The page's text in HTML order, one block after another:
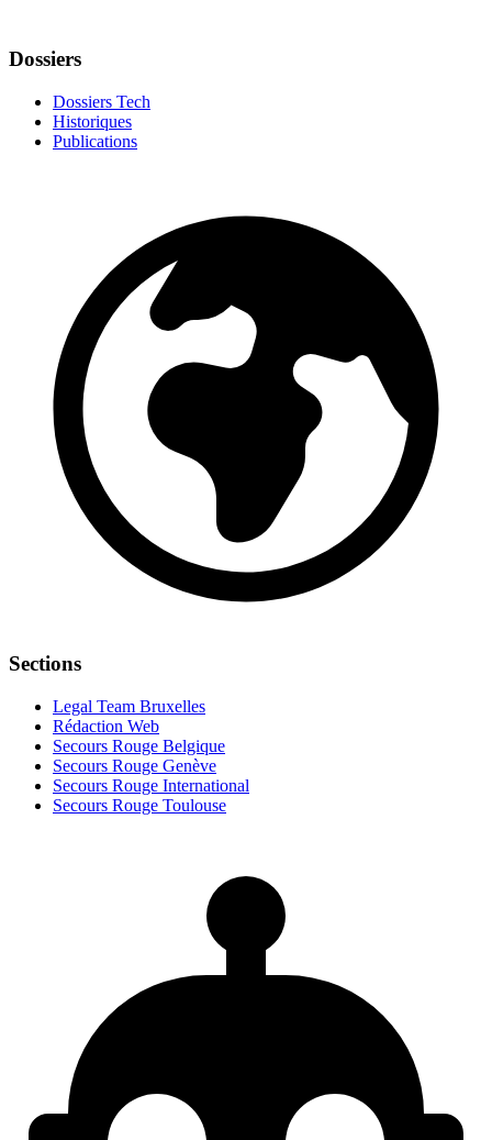
Dossiers
Dossiers Tech
Historiques
Publications
Sections
Legal Team Bruxelles
Rédaction Web
Secours Rouge Belgique
Secours Rouge Genève
Secours Rouge International
Secours Rouge Toulouse